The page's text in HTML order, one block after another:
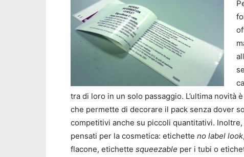
tra di loro in un solo passaggio. L’ultima novità
che permette di decorare il pack senza dover
competitivi anche su piccoli quantitativi.
pensati per la cosmetica: etichette no label look
flacone, etichette squeezable per i tubi o